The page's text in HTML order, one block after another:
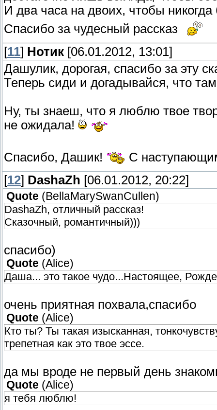
И два часа на двоих, чтобы
Спасибо за чудесный рассказ
[11] Нотик [06.01.2012, 13:01]
Дашулик, дорогая, спасибо за эту
Теперь сиди и догадывайся, что
Ну, ты знаеш, что я люблю твое
не ожидала!
Спасибо, Дашик!
С
[12] DashaZh [06.01.2012, 20:22]
Quote ( BellaMarySwanCullen)
DashaZh, отличный рассказ!
Сказочный, романтичный)))
спасибо)
Quote (Alice)
Даша... это такое чудо...Настоящее,
очень приятная похвала,спасибо
Quote (Alice)
Кто ты? Ты такая изысканная,
трепетная как это твое эссе.
да мы вроде не первый день
Quote (Alice)
я тебя люблю!